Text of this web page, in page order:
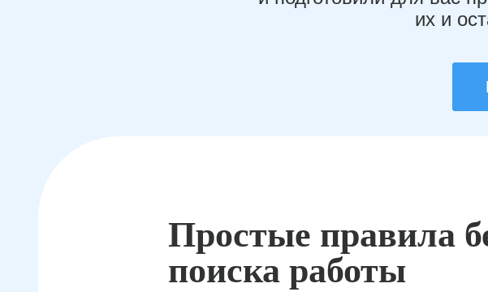
их и
Простые правила
поиска работы